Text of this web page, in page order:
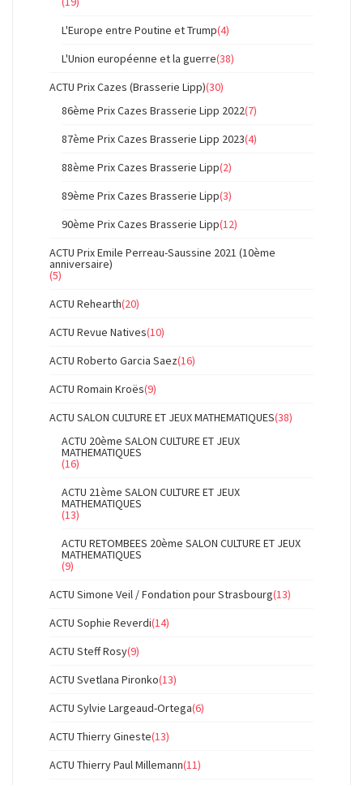
L'Europe entre Poutine et Trump(4)
L'Union européenne et la guerre(38)
ACTU Prix Cazes (Brasserie Lipp)(30)
86ème Prix Cazes Brasserie Lipp 2022(7)
87ème Prix Cazes Brasserie Lipp 2023(4)
88ème Prix Cazes Brasserie Lipp(2)
89ème Prix Cazes Brasserie Lipp(3)
90ème Prix Cazes Brasserie Lipp(12)
ACTU Prix Emile Perreau-Saussine 2021 (10ème
anniversaire)
(5)
ACTU Rehearth(20)
ACTU Revue Natives(10)
ACTU Roberto Garcia Saez(16)
ACTU Romain Kroës(9)
ACTU SALON CULTURE ET JEUX MATHEMATIQUES(38)
ACTU 20ème SALON CULTURE ET JEUX
MATHEMATIQUES
(16)
ACTU 21ème SALON CULTURE ET JEUX
MATHEMATIQUES
(13)
ACTU RETOMBEES 20ème SALON CULTURE ET JEUX
MATHEMATIQUES
(9)
ACTU Simone Veil / Fondation pour Strasbourg(13)
ACTU Sophie Reverdi(14)
ACTU Steff Rosy(9)
ACTU Svetlana Pironko(13)
ACTU Sylvie Largeaud-Ortega(6)
ACTU Thierry Gineste(13)
ACTU Thierry Paul Millemann(11)